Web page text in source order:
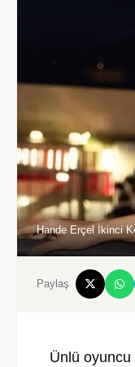
Hande Erçel İkinci
Paylaş
Ünlü oyuncu